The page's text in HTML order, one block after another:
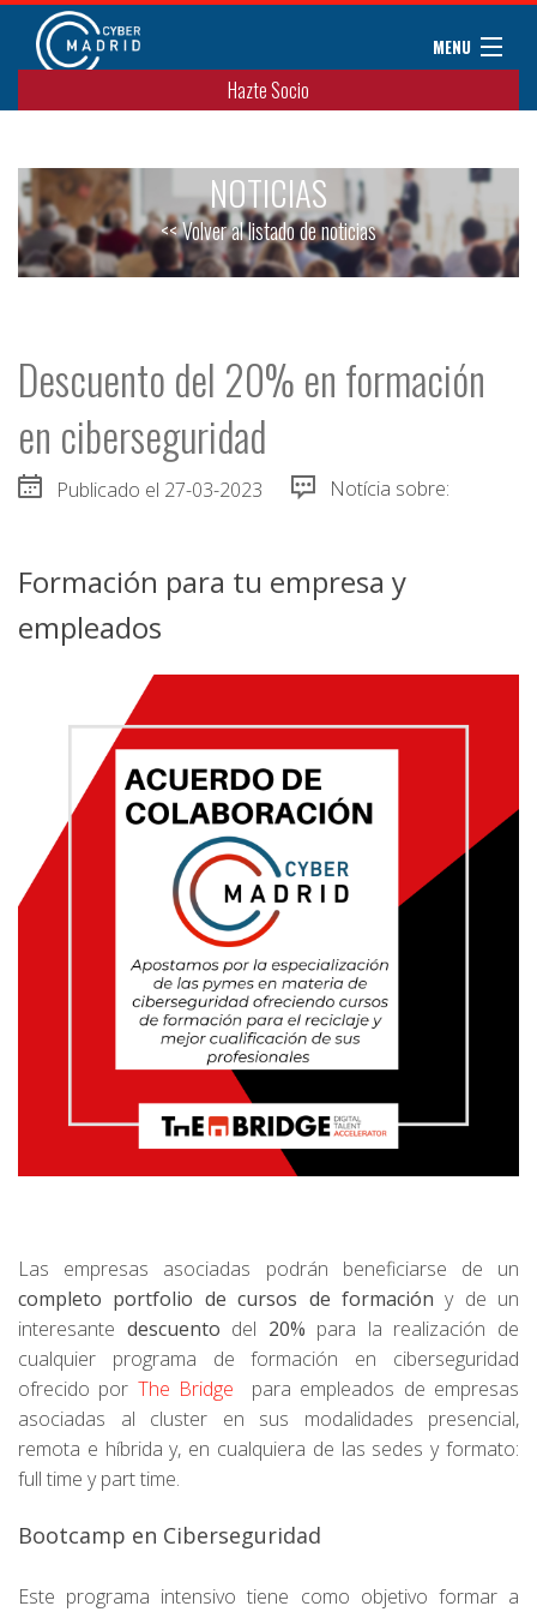
MENU
Sobre CyberMadrid
Noticias
Convenios
Miembros
Hazte Socio
NOTICIAS
<< Volver al listado de noticias
Descuento del 20% en formación
en ciberseguridad
Publicado el 27-03-2023 Notícia sobre:
Formación para tu empresa y
empleados
Las empresas asociadas podrán beneficiarse de un
completo portfolio de cursos de formación y de un
interesante descuento del 20% para la realización de
cualquier programa de formación en ciberseguridad
ofrecido por The Bridge para empleados de empresas
asociadas al cluster en sus modalidades presencial,
remota e híbrida y, en cualquiera de las sedes y formato:
full time y part time.
Bootcamp en Ciberseguridad
Este programa intensivo tiene como objetivo formar a